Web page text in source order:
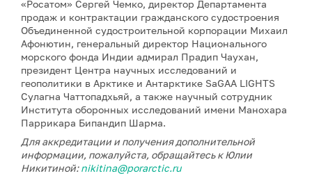
«Росатом» Сергей Чемко, директор Департамента
продаж и контрактации гражданского судостроения
Объединенной судостроительной корпорации Михаил
Афонютин, генеральный директор Национального
морского фонда Индии адмирал Прадип Чаухан,
президент Центра научных исследований и
геополитики в Арктике и Антарктике SaGAA LIGHTS
Сулагна Чаттопадхьяй, а также научный сотрудник
Института оборонных исследований имени Манохара
Паррикара Бипандип Шарма.
Для аккредитации и получения дополнительной
информации, пожалуйста, обращайтесь к Юлии
Никитиной:nikitina@porarctic.ru